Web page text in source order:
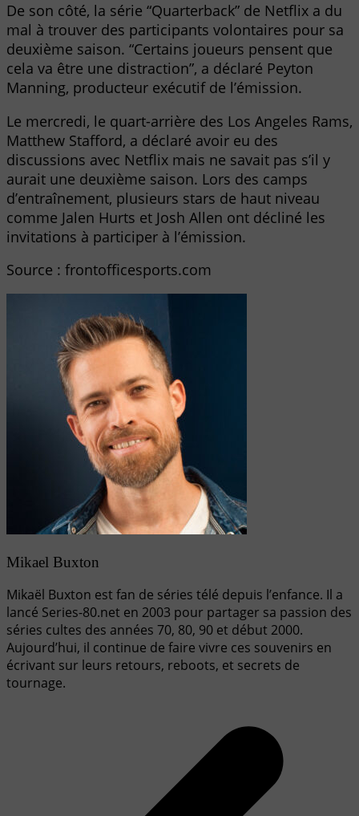
De son côté, la série “Quarterback” de Netflix a du
mal à trouver des participants volontaires pour sa
deuxième saison. “Certains joueurs pensent que
cela va être une distraction”, a déclaré Peyton
Manning, producteur exécutif de l’émission.
Le mercredi, le quart-arrière des Los Angeles Rams,
Matthew Stafford, a déclaré avoir eu des
discussions avec Netflix mais ne savait pas s’il y
aurait une deuxième saison. Lors des camps
d’entraînement, plusieurs stars de haut niveau
comme Jalen Hurts et Josh Allen ont décliné les
invitations à participer à l’émission.
Source : frontofficesports.com
Mikael Buxton
Mikaël Buxton est fan de séries télé depuis l’enfance. Il a
lancé Series-80.net en 2003 pour partager sa passion des
séries cultes des années 70, 80, 90 et début 2000.
Aujourd’hui, il continue de faire vivre ces souvenirs en
écrivant sur leurs retours, reboots, et secrets de
tournage.